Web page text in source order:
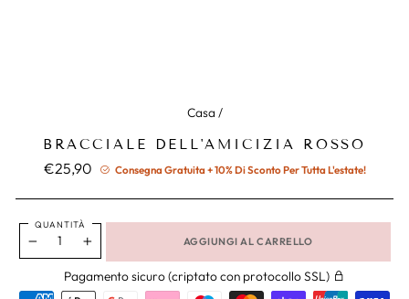
Casa /
BRACCIALE DELL'AMICIZIA ROSSO
€25,90 Prezzo
Consegna Gratuita + 10% Di Sconto Per Tutta L'estate!
QUANTITÀ
+
AGGIUNGI AL CARRELLO
Pagamento sicuro (criptato con protocollo SSL)